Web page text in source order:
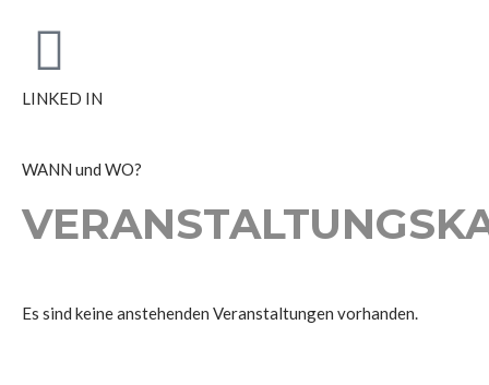
LINKED IN
WANN und WO?
Es sind keine anstehenden Veranstaltungen vorhanden.